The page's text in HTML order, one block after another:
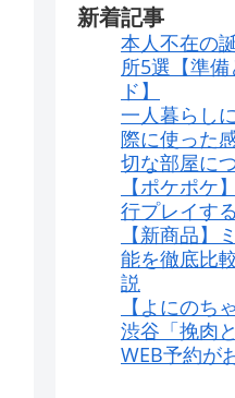
新着記事
本人不在の
所5選【準
ド】
一人暮らし
際に使った
切な部屋に
【ポケポケ
行プレイす
【新商品】
能を徹底比
説
【よにのち
渋谷「挽肉
WEB予約が